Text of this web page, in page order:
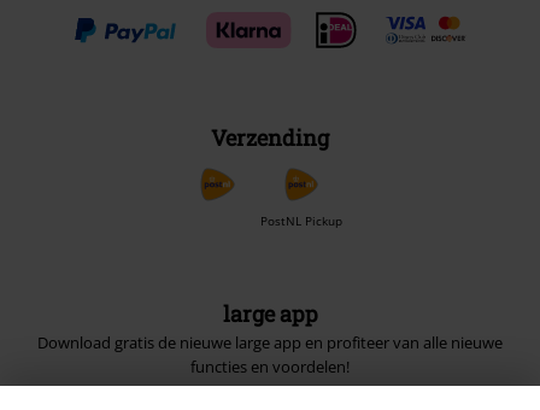
Verzending
PostNL Pickup
large app
Download gratis de nieuwe large app en profiteer van alle nieuwe
functies en voordelen!